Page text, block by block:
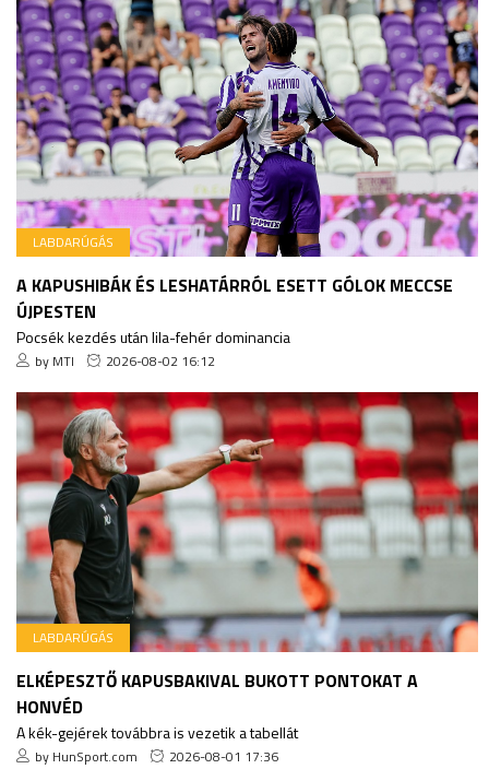
LABDARÚGÁS
A KAPUSHIBÁK ÉS LESHATÁRRÓL ESETT GÓLOK MECCSE
ÚJPESTEN
Pocsék kezdés után lila-fehér dominancia
by MTI 2026-08-02 16:12
LABDARÚGÁS
ELKÉPESZTŐ KAPUSBAKIVAL BUKOTT PONTOKAT A
HONVÉD
A kék-gejérek továbbra is vezetik a tabellát
by HunSport.com 2026-08-01 17:36